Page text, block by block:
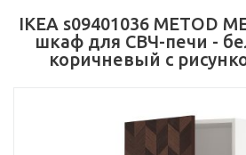
IKEA s09401036 METOD
шкаф для СВЧ-печи -
коричневый с